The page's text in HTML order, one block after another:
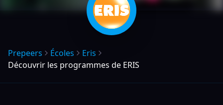
Prepeers Écoles
Eris
Découvrir les programmes de ERIS